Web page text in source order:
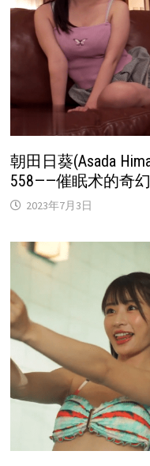
朝田日葵(Asada
558——催眠术的奇
2023年7月3日